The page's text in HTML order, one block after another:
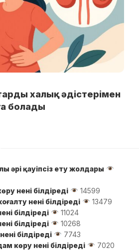
халық әдістерімен
болады
әрі қауіпсіз ету жолдары
нені білдіреді
14599
нені білдіреді
13479
білдіреді
11024
білдіреді
10268
білдіреді
7743
көру нені білдіреді
7020